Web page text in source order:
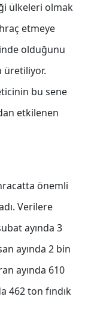
ülkeleri olmak
etmeye
olduğunu
üretiliyor.
bu sene
etkilenen
önemli
Verilere
ayında 3
ayında 2 bin
ayında 610
462 ton fındık